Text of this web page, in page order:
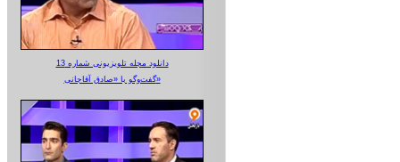
دانلود مجله تلویزیونی شماره 13
گفت‌وگو با «صادق آقاجانی»